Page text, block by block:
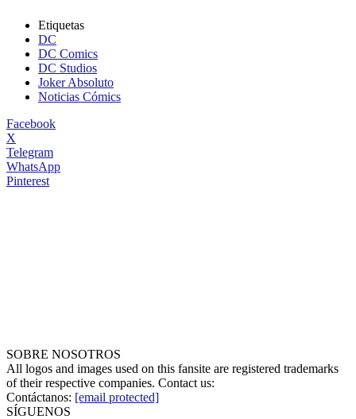
Etiquetas
DC
DC Comics
DC Studios
Joker Absoluto
Noticias Cómics
Facebook
X
Telegram
WhatsApp
Pinterest
SOBRE NOSOTROS
All logos and images used on this fansite are registered trademarks
of their respective companies. Contact us:
Contáctanos: [email protected]
SÍGUENOS